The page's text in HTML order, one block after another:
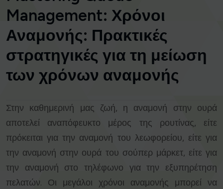
Management: Χρόνοι
Αναμονής: Πρακτικές
στρατηγικές για τη μείωση
των χρόνων αναμονής
Στην καθημερινή μας ζωή, η αναμονή στην ουρά
αποτελεί αναπόφευκτο μέρος της ρουτίνας, είτε
πρόκειται για την αναμονή του λεωφορείου, είτε για
την αναμονή στην ουρά του σούπερ μάρκετ, είτε για
την αναμονή στο τηλέφωνο για την εξυπηρέτηση
πελατών. Οι μεγάλοι χρόνοι αναμονής μπορεί να